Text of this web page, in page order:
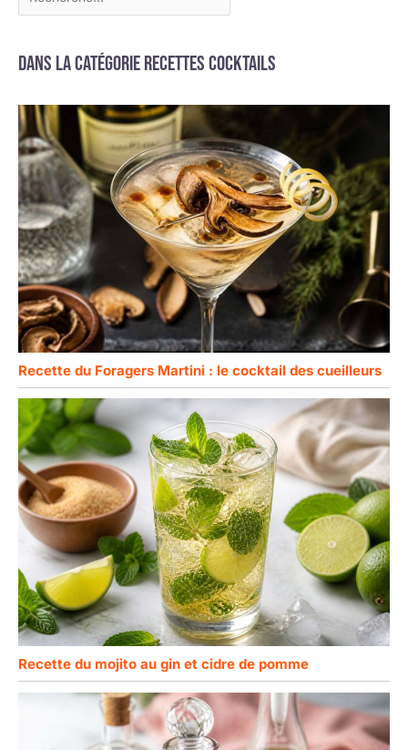
Dans la catégorie Recettes cocktails
Recette du Foragers Martini : le cocktail des cueilleurs
Recette du mojito au gin et cidre de pomme